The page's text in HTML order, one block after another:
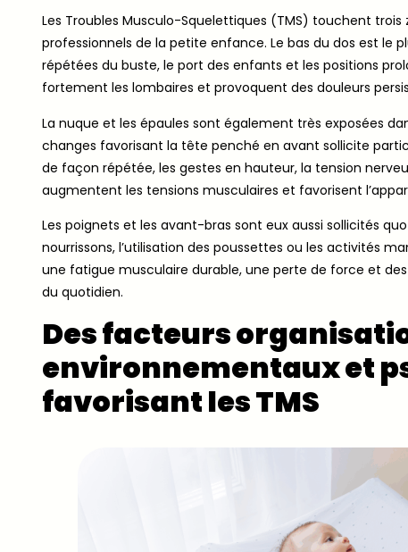
Les Troubles Musculo-Squelettiques (TMS) touchent trois
professionnels de la petite enfance. Le bas du dos est le
répétées du buste, le port des enfants et les positions
fortement les lombaires et provoquent des douleurs
La nuque et les épaules sont également très exposées
changes favorisant la tête penché en avant sollicite
de façon répétée, les gestes en hauteur, la tension
augmentent les tensions musculaires et favorisent
Les poignets et les avant-bras sont eux aussi sollicités
nourrissons, l’utilisation des poussettes ou les activités
une fatigue musculaire durable, une perte de force et
du quotidien.
Des facteurs
environnementaux et
favorisant les TMS